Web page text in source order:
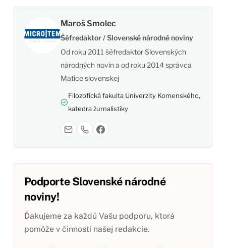
Maroš Smolec
Šéfredaktor / Slovenské národné noviny
Od roku 2011 šéfredaktor Slovenských
národných novín a od roku 2014 správca
Matice slovenskej
Filozofická fakulta Univerzity Komenského,
katedra žurnalistiky
Podporte Slovenské národné
noviny!
Ďakujeme za každú Vašu podporu, ktorá
pomôže v činnosti našej redakcie.